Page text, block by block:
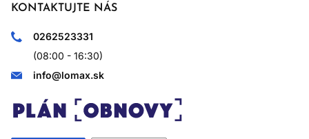
KONTAKTUJTE NÁS
0262523331
(08:00 - 16:30)
info@lomax.sk